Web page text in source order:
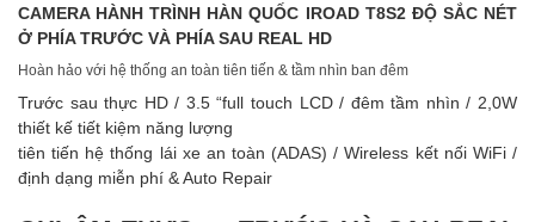
CAMERA HÀNH TRÌNH HÀN QUỐC IROAD T8S2 ĐỘ SẮC NÉT
Ở PHÍA TRƯỚC VÀ PHÍA SAU REAL HD
Hoàn hảo với hệ thống an toàn tiên tiến & tầm nhìn ban đêm
Trước sau thực HD / 3.5 “full touch LCD / đêm tầm nhìn / 2,0W
thiết kế tiết kiệm năng lượng
tiên tiến hệ thống lái xe an toàn (ADAS) / Wireless kết nối WiFi /
định dạng miễn phí & Auto Repair